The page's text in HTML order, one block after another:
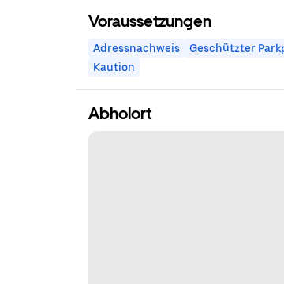
Voraussetzungen
Adressnachweis Geschützter
Kaution
Abholort